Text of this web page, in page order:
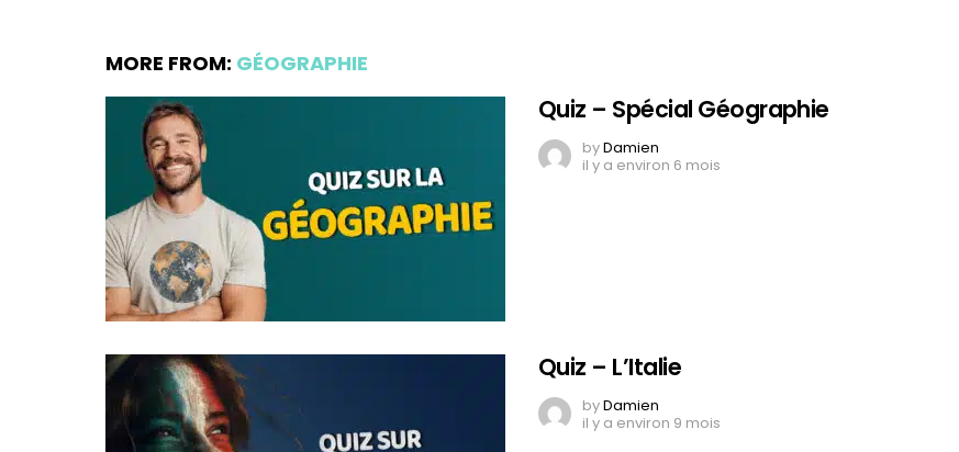
MORE FROM: GÉOGRAPHIE
Quiz – Spécial Géographie
byDamien
il y a environ 6 mois
Quiz – L’Italie
byDamien
il y a environ 9 mois